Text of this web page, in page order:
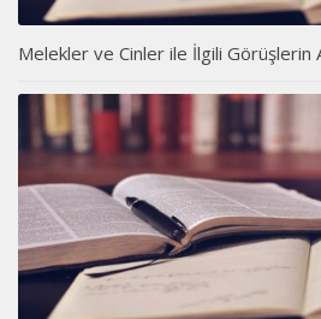
Melekler ve Cinler ile İlgili Görüşlerin